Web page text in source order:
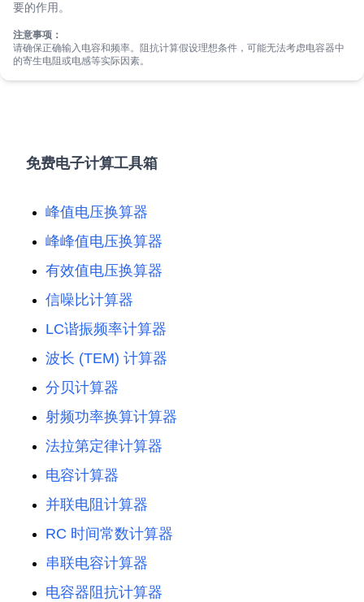
要的作用。
注意事项：
请确保正确输入电容和频率。阻抗计算假设理想条件，可能无法考虑电容器中
的寄生电阻或电感等实际因素。
免费电子计算工具箱
峰值电压换算器
峰峰值电压换算器
有效值电压换算器
信噪比计算器
LC谐振频率计算器
波长 (TEM) 计算器
分贝计算器
射频功率换算计算器
法拉第定律计算器
电容计算器
并联电阻计算器
RC 时间常数计算器
串联电容计算器
电容器阻抗计算器